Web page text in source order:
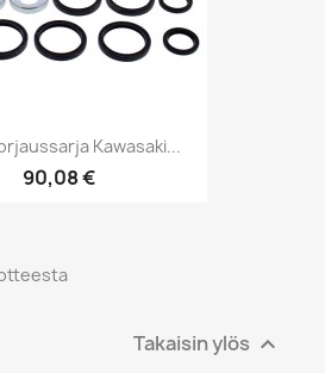
Kawasaki...
90,08 €
Takaisin ylös 